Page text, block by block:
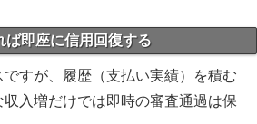
ば即座に信用回復する
すが、履歴（支払い実績）を積む
入増だけでは即時の審査通過は保